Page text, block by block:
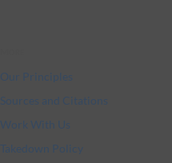
Our Principles
Sources and Citations
Work With Us
Takedown Policy